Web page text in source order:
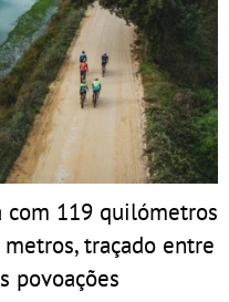
com 119 quilómetros
traçado entre
povoações